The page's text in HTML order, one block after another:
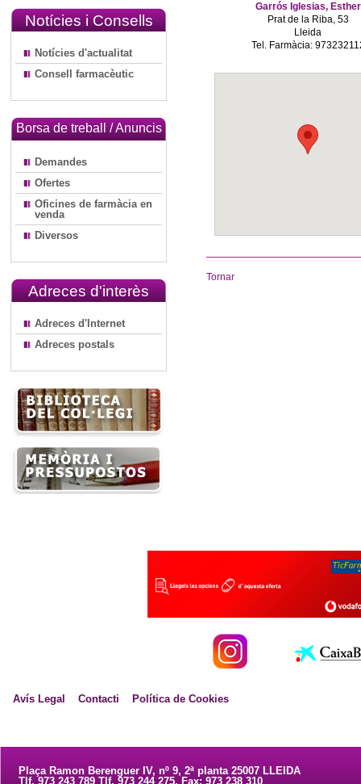
Notícies i Consells
Notícies d'actualitat
Consell farmacèutic
Borsa de treball / Anuncis
Demandes
Ofertes
Oficines de farmàcia en
venda
Diversos
Adreces d'interès
Adreces d'Internet
Adreces postals
Garrós Iglesias, Esther
Prat de la Riba, 53
Lleida
Tel. Farmàcia:
Tornar
Avís Legal Contacti Política de Cookies
Plaça Ramon Berenguer IV, nº 9, 2ª planta 25007 LLEIDA
Tlf. 973 243 789 Tlf. 973 244 275. Fax: 973 238 310